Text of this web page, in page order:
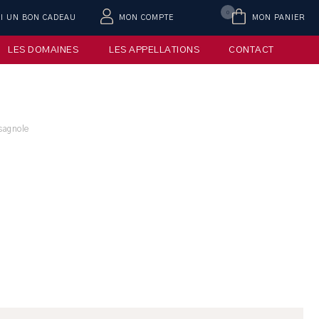
UN BON CADEAU MON COMPTE MON PANIER
0
LES DOMAINES LES APPELLATIONS CONTACT